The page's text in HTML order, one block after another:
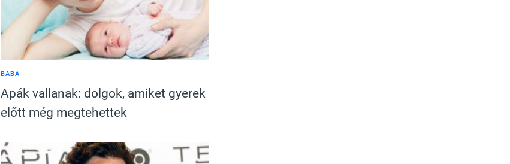
BABA
Apák vallanak: dolgok, amiket gyerek
előtt még megtehettek